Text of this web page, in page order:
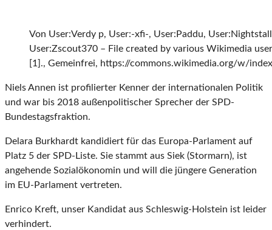
Von User:Verdy p, User:-xfi-, User:Paddu,
User:Zscout370 – File created by various Wikimedia
[1]., Gemeinfrei, https://commons.wikimedia.org/w/
Niels Annen ist profilierter Kenner der internationalen Politik
und war bis 2018 außenpolitischer Sprecher der SPD-
Bundestagsfraktion.
Delara Burkhardt kandidiert für das Europa-Parlament auf
Platz 5 der SPD-Liste. Sie stammt aus Siek (Stormarn), ist
angehende Sozialökonomin und will die jüngere Generation
im EU-Parlament vertreten.
Enrico Kreft, unser Kandidat aus Schleswig-Holstein ist leider
verhindert.